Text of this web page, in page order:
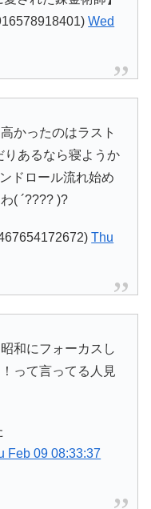
Wed
かったのはラスト
りあるなら寝ようか
ドロール流れ始め
( ´???? )?
Thu
和にフォーカスし
って言ってる人見
Feb 09 08:33:37